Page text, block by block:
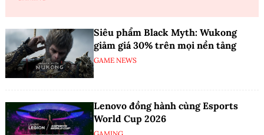
EA chính thức hoàn tất thương vụ